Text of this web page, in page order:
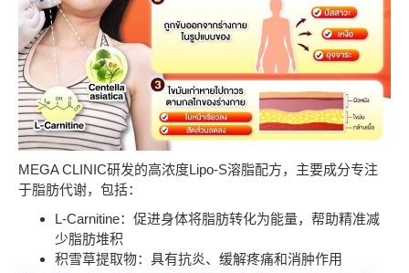
MEGA CLINIC研发的高浓度Lipo-S溶脂配方，主要成分专注
于脂肪代谢，包括：
L-Carnitine：促进身体将脂肪转化为能量，帮助精准减
少脂肪堆积
积雪草提取物：具有抗炎、缓解疼痛和消肿作用